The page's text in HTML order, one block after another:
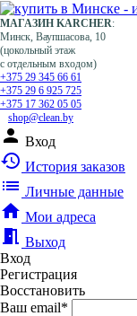
МАГАЗИН KARCHER:
Минск, Ваупшасова, 10
(цокольный этаж
с отдельным входом)
+375 29 345 66 61
+375 29 6 925 725
+375 17 362 05 05
shop@clean.by
person Вход
history История заказов
list Личные данные
home Мои адреса
meeting_room Выход
Вход
Регистрация
Восстановить
Ваш email*